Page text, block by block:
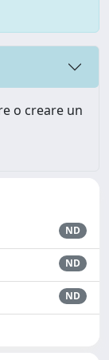
o creare un
ND
ND
ND